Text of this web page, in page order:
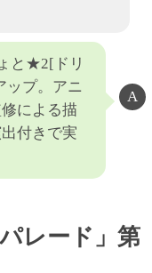
と★2[ドリ
ップ。アニ
による描
付きで実
レード」第